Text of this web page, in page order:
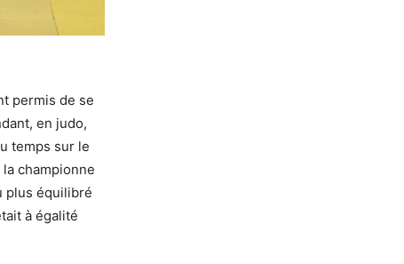
permis de se
en judo,
temps sur le
championne
plus équilibré
à égalité